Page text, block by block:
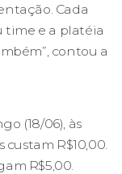
Cada
time e a platéia
contou a
(18/06), às
custam R$10,00.
R$5,00.